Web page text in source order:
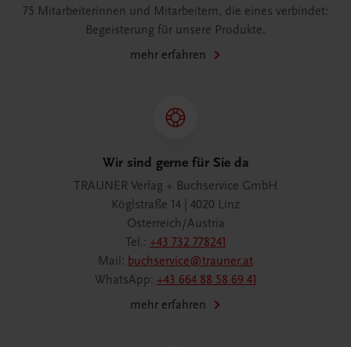
75 Mitarbeiterinnen und Mitarbeitern, die eines verbindet:
Begeisterung für unsere Produkte.
mehr erfahren
Wir sind gerne für Sie da
TRAUNER Verlag + Buchservice GmbH
Köglstraße 14 | 4020 Linz
Österreich/Austria
Tel.: +43 732 778241
Mail: buchservice@trauner.at
WhatsApp: +43 664 88 58 69 41
mehr erfahren